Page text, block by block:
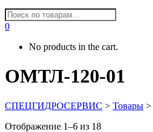
0
No products in the cart.
ОМТЛ-120-01
СПЕЦГИДРОСЕРВИС > Товары >
Отображение 1–6 из 18